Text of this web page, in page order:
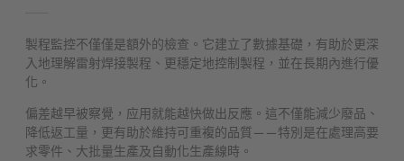
製程監控不僅僅是額外的檢查。它建立了數據基礎，有助於更深
入地理解雷射焊接製程、更穩定地控制製程，並在長期內進行優
化。
偏差越早被察覺，应用就能越快做出反應。這不僅能減少廢品、
降低返工量，更有助於維持可重複的品質——特別是在處理高要
求零件、大批量生產及自動化生產線時。